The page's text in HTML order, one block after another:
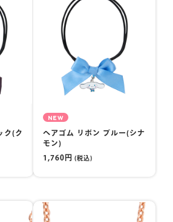
ク(ク
NEW
ヘアゴム リボン ブルー(シナ
モン)
1,760円 (税込)